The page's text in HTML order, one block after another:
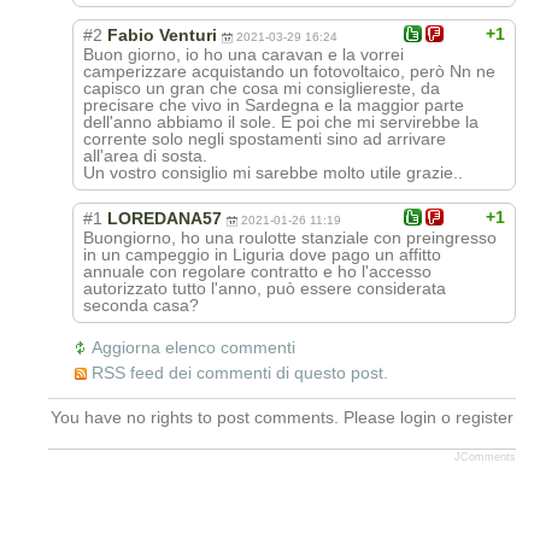
+1
#2 Fabio Venturi 2021-03-29 16:24
Buon giorno, io ho una caravan e la vorrei
camperizzare acquistando un fotovoltaico, però Nn ne
capisco un gran che cosa mi consigliereste, da
precisare che vivo in Sardegna e la maggior parte
dell'anno abbiamo il sole. E poi che mi servirebbe la
corrente solo negli spostamenti sino ad arrivare
all'area di sosta.
Un vostro consiglio mi sarebbe molto utile grazie..
+1
#1 LOREDANA57 2021-01-26 11:19
Buongiorno, ho una roulotte stanziale con preingresso
in un campeggio in Liguria dove pago un affitto
annuale con regolare contratto e ho l'accesso
autorizzato tutto l'anno, può essere considerata
seconda casa?
Aggiorna elenco commenti
RSS feed dei commenti di questo post.
You have no rights to post comments. Please login o register
JComments